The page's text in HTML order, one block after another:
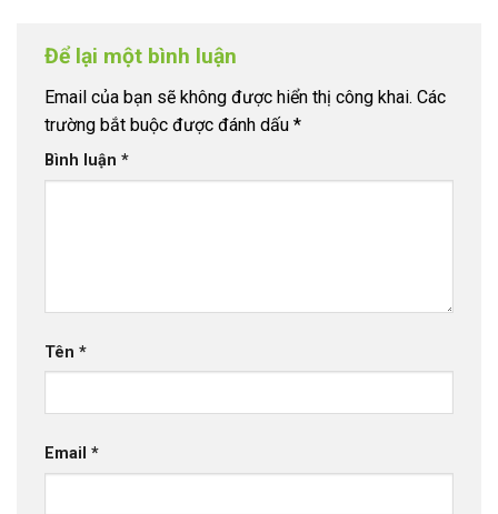
Để lại một bình luận
Email của bạn sẽ không được hiển thị công khai. Các
trường bắt buộc được đánh dấu *
Bình luận *
Tên *
Email *